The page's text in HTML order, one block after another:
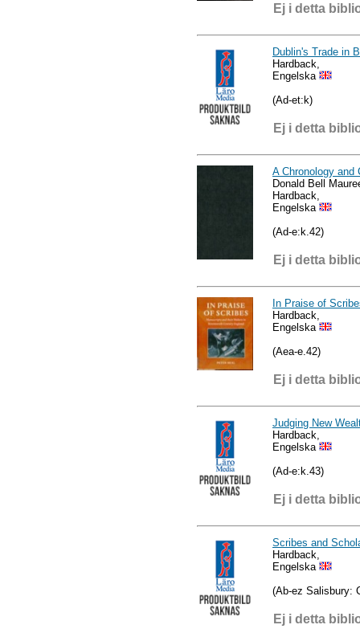
Ej i detta
Dublin's Trade in
Hardback,
Engelska
(Ad-et:k)
Ej i detta
A Chronology and
Donald Bell
Hardback,
Engelska
(Ad-e:k.42)
Ej i detta
In Praise of
Hardback,
Engelska
(Aea-e.42)
Ej i detta
Judging New
Hardback,
Engelska
(Ad-e:k.43)
Ej i detta
Scribes and
Hardback,
Engelska
(Ab-ez Salisbury:
Ej i detta